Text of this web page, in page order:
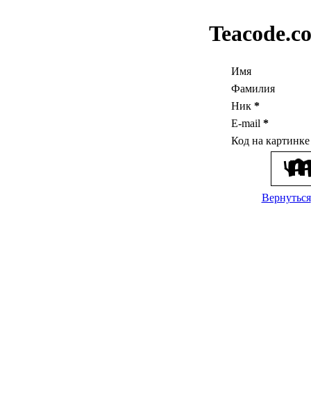
Имя
Фамилия
Ник *
E-mail *
Код на
Вернуться